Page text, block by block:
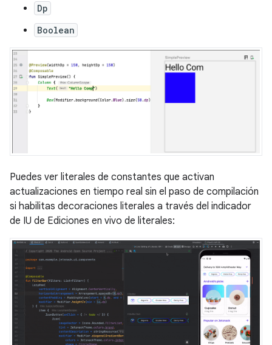
Dp
Boolean
Puedes ver literales de constantes que activan
actualizaciones en tiempo real sin el paso de compilación
si habilitas decoraciones literales a través del indicador
de IU de Ediciones en vivo de literales: